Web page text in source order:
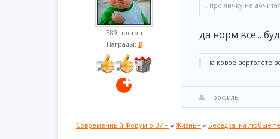
389 постов
Награды: 8
. про личку не
да норм все...
на ковре вертолете
Профиль
Современный Форум о ВИЧ » Жизнь+ » Беседка: на любые